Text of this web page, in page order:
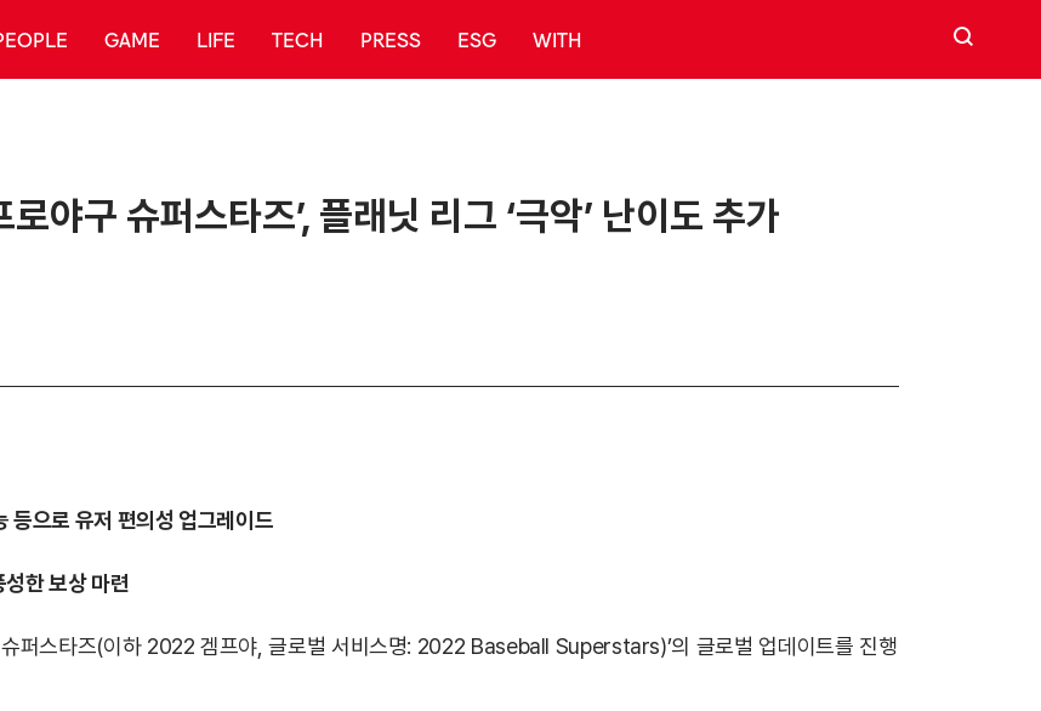
GAME LIFE TECH PRESS ESG WITH 검색
야구 슈퍼스타즈’, 플래닛 리그 ‘극악’ 난이도 추가
등으로 유저 편의성 업그레이드
성한 보상 마련
퍼스타즈(이하 2022 겜프야, 글로벌 서비스명: 2022 Baseball Superstars)’의 글로벌 업데이트를 진행